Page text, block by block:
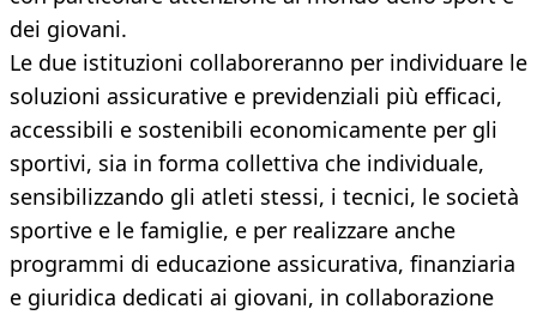
dei giovani.
Le due istituzioni collaboreranno per individuare le
soluzioni assicurative e previdenziali più efficaci,
accessibili e sostenibili economicamente per gli
sportivi, sia in forma collettiva che individuale,
sensibilizzando gli atleti stessi, i tecnici, le società
sportive e le famiglie, e per realizzare anche
programmi di educazione assicurativa, finanziaria
e giuridica dedicati ai giovani, in collaborazione